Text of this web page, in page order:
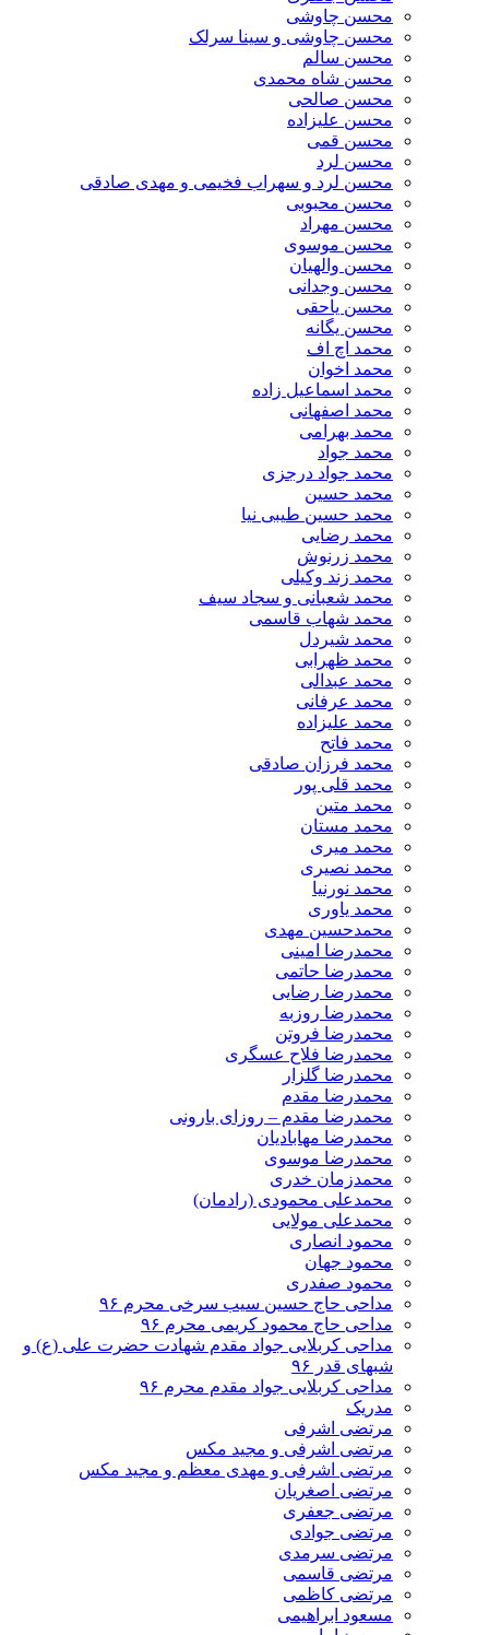
محسن چاوشی
محسن چاوشی و سینا سرلک
محسن سالم
محسن شاه محمدی
محسن صالحی
محسن علیزاده
محسن قمی
محسن لرد
محسن لرد و سهراب فخیمی و مهدی صادقی
محسن محبوبی
محسن مهراد
محسن موسوی
محسن والهیان
محسن وجدانی
محسن یاحقی
محسن یگانه
محمد اچ اف
محمد اخوان
محمد اسماعیل زاده
محمد اصفهانی
محمد بهرامی
محمد جواد
محمد جواد درجزی
محمد حسین
محمد حسین طیبی نیا
محمد رضایی
محمد زرنوش
محمد زند وکیلی
محمد شعبانی و سجاد سیف
محمد شهاب قاسمی
​محمد شیردل
محمد ظهرابی
محمد عبدالی
محمد عرفانی
محمد علیزاده
محمد فاتح
محمد فرزان صادقی
محمد قلی پور
محمد متین
محمد مستان
محمد میری
محمد نصیری
محمد نورنیا
محمد یاوری
محمدحسین مهدی
محمدرضا امینی
محمدرضا حاتمی
محمدرضا رضایی
محمدرضا روزبه
محمدرضا فروتن
محمدرضا فلاح عسگری
محمدرضا گلزار
محمدرضا مقدم
محمدرضا مقدم – روزای بارونی
محمدرضا مهابادیان
محمدرضا موسوی
محمدزمان خدری
محمدعلی محمودی (رادمان)
محمدعلی مولایی
محمود انصاری
محمود جهان
محمود صفدری
مداحی حاج حسین سیب سرخی محرم ۹۶
مداحی حاج محمود کریمی محرم ۹۶
مداحی کربلایی جواد مقدم شهادت حضرت علی (ع) و
شبهای قدر ۹۶
مداحی کربلایی جواد مقدم محرم ۹۶
مدریک
مرتضی اشرفی
مرتضی اشرفی و مجید مکس
مرتضی اشرفی و مهدی معظم و مجید مکس
مرتضی اصغریان
مرتضی جعفری
مرتضی جوادی
مرتضی سرمدی
مرتضی قاسمی
مرتضی کاظمی
مسعود ابراهیمی